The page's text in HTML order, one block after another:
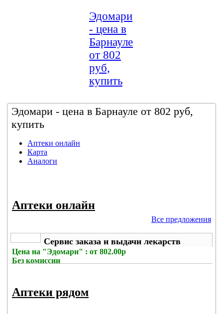
Эдомари
- цена в
Барнауле
от 802
руб,
купить
Эдомари - цена в Барнауле от 802 руб,
купить
Аптеки онлайн
Карта
Аналоги
Аптеки онлайн
Все предложения
Сервис заказа и выдачи лекарств
Цена на "Эдомари" : от 802.00р
Без комиссии
Аптеки рядом